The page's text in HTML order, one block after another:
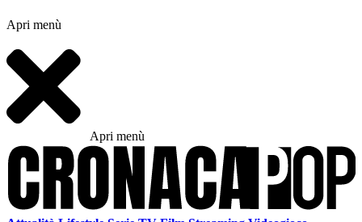
Apri menù
Apri menù